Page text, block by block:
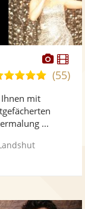
5,0(55)
mit
...